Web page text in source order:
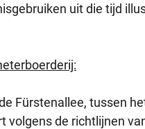
uit die tijd
Fürstenallee, tussen
volgens de richtlijnen